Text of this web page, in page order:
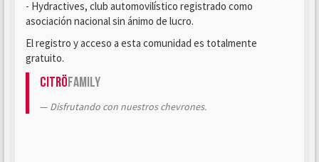
- Hydractives, club automovilístico registrado como
asociación nacional sin ánimo de lucro.
El registro y acceso a esta comunidad es totalmente
gratuito.
CitröFamily
Disfrutando con nuestros chevrones.